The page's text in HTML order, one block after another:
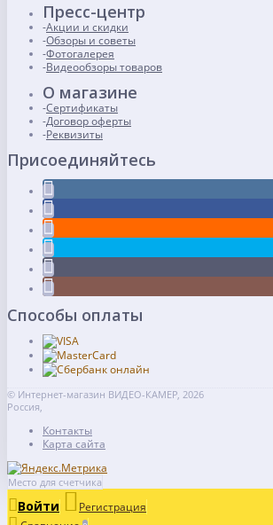
Пресс-центр
Акции и скидки
Обзоры и советы
Фотогалерея
Видеообзоры товаров
О магазине
Сертификаты
Договор оферты
Реквизиты
Присоединяйтесь
Способы оплаты
© Интернет-магазин ВИДЕО-КАМЕР, 2026
Россия,
Контакты
Карта сайта
Место для счетчика
Войти
Регистрация